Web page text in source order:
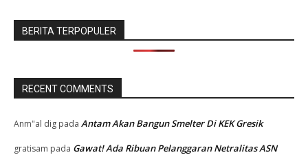
BERITA TERPOPULER
RECENT COMMENTS
Anm"al dig pada Antam Akan Bangun Smelter Di KEK Gresik
gratisam pada Gawat! Ada Ribuan Pelanggaran Netralitas ASN